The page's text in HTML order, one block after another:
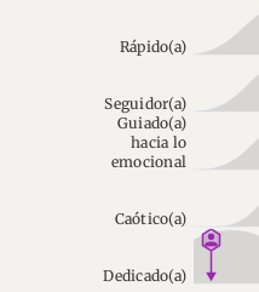
Rápido(a)
Seguidor(a)
Guiado(a)
hacia lo
emocional
Caótico(a)
Dedicado(a)